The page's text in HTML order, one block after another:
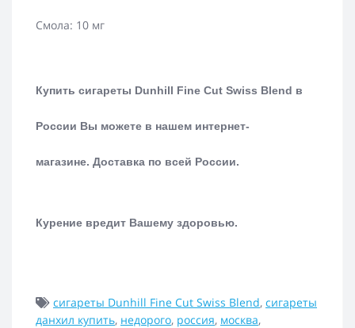
Смола: 10 мг
Купить сигареты Dunhill Fine Cut Swiss Blend в
России Вы можете в нашем интернет-
магазине. Доставка по всей России.
Курение вредит Вашему здоровью.
сигареты Dunhill Fine Cut Swiss Blend, сигареты
данхил купить, недорого, россия, москва,